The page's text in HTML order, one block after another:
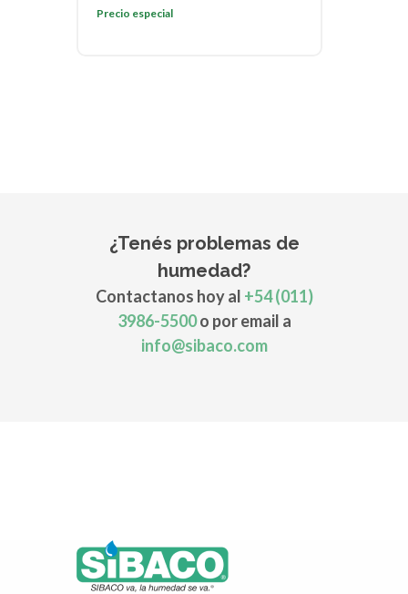
Precio especial
¿Tenés problemas de
humedad?
Contactanos hoy al +54 (011)
3986-5500o por email a
info@sibaco.com